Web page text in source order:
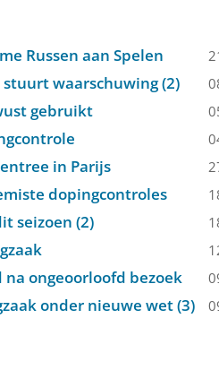
Russen aan Spelen
waarschuwing (2)
gebruikt
in Parijs
dopingcontroles
seizoen (2)
na ongeoorloofd bezoek
onder nieuwe wet (3)